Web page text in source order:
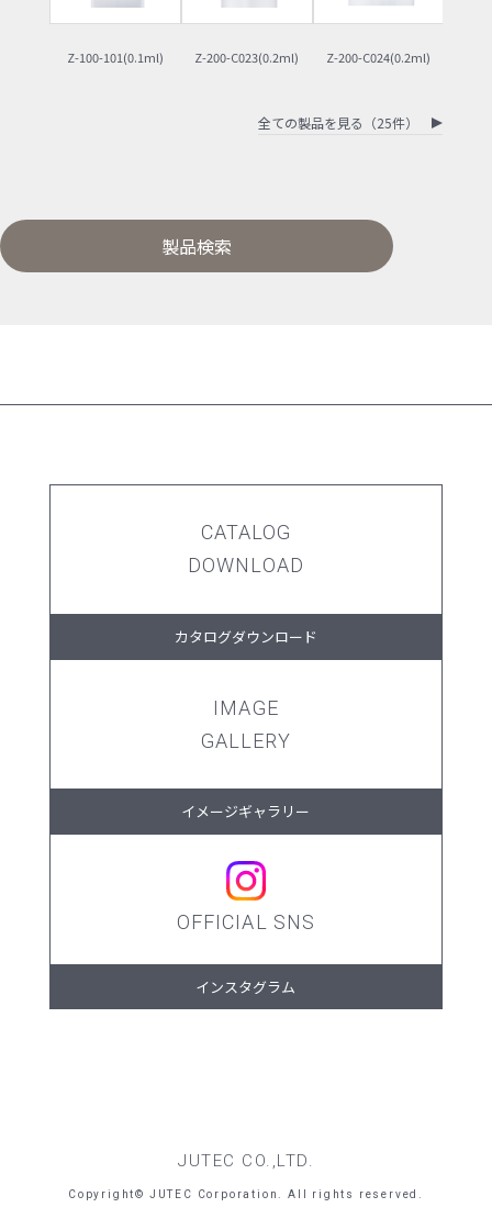
Z-100-101(0.1ml) Z-200-C023(0.2ml) Z-200-C024(0.2ml)
全ての製品を見る（25件）
製品検索
CATALOG
DOWNLOAD
カタログダウンロード
IMAGE
GALLERY
イメージギャラリー
OFFICIAL SNS
インスタグラム
JUTEC CO.,LTD.
Copyright© JUTEC Corporation. All rights reserved.